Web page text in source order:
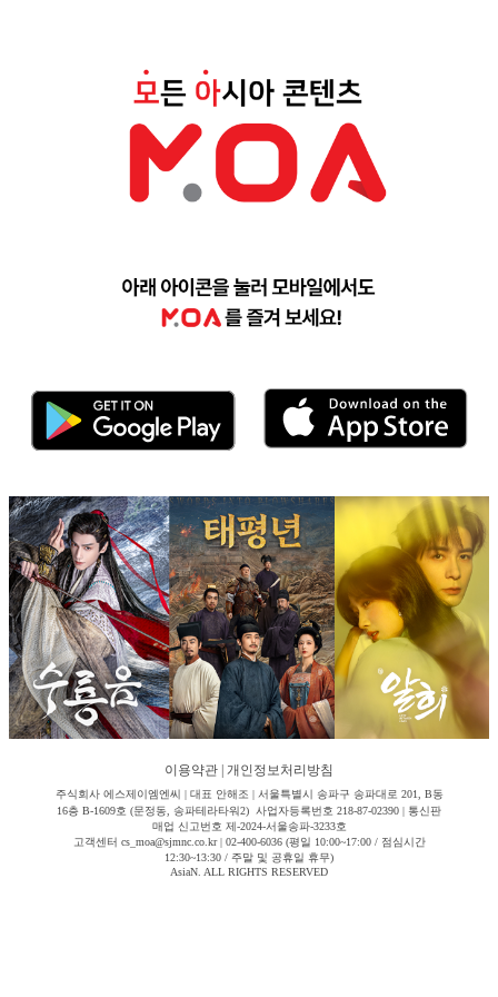
이용약관 개인정보처리방침
주식회사 에스제이엠엔씨 | 대표 안해조 | 서울특별시 송파구 송파대로 201, B동
16층 B-1609호 (문정동, 송파테라타워2) 사업자등록번호 218-87-02390 | 통신판
매업 신고번호 제-2024-서울송파-3233호
고객센터 cs_moa@sjmnc.co.kr | 02-400-6036 (평일 10:00~17:00 / 점심시간
12:30~13:30 / 주말 및 공휴일 휴무)
AsiaN. ALL RIGHTS RESERVED